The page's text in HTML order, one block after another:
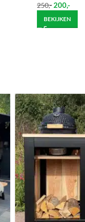
moet helpen om de
bezorging op
helpen om de
locatie te komen,
250,- 200,-
BEKIJKEN